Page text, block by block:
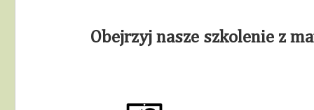
Obejrzyj nasze szkolenie z